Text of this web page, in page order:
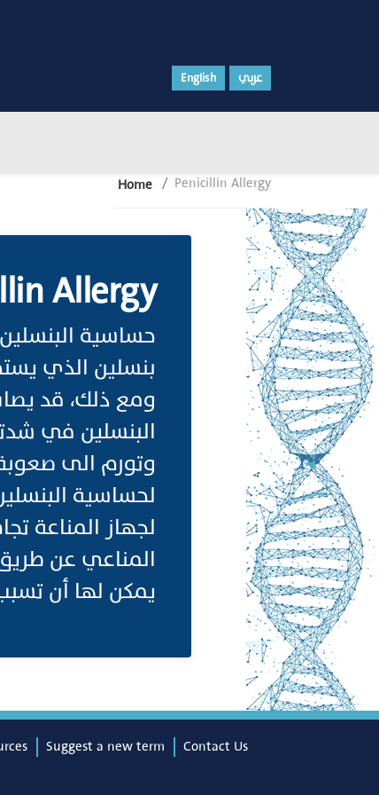
English عربي
Home Penicillin Allergy
Allergy
حساسية
بنسلين الذي
ومع ذلك، قد
البنسلين في
وتورم الى
لحساسية
لجهاز المناعة
المناعي عن
يمكن لها أن
Suggest a new term
Contact Us